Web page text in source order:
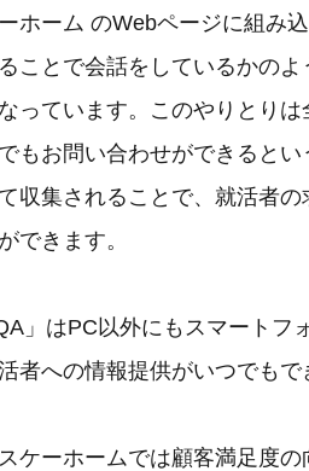
ホーム のWebページに組み
ことで会話をしているかの
っています。このやりとり
もお問い合わせができると
収集されることで、就活者
できます。
」はPC以外にもスマート
者への情報提供がいつでもで
ケーホームでは顧客満足度